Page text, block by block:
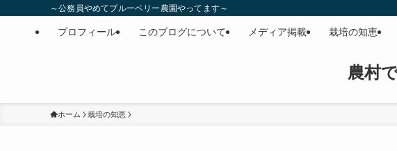
～公務員やめてブルーベリー農園やってます～
農村
プロフィール このブログについて メディア掲載 栽培の知恵
ホーム 栽培の知恵